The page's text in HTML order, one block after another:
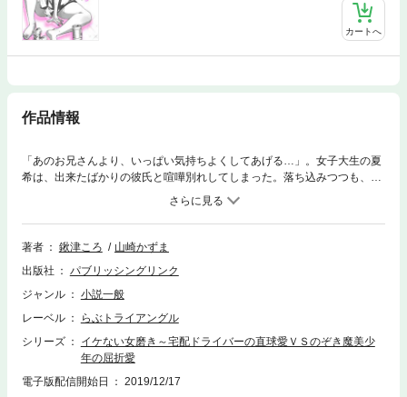
カートへ
作品情報
「あのお兄さんより、いっぱい気持ちよくしてあげる…」。女子大生の夏
希は、出来たばかりの彼氏と喧嘩別れしてしまった。落ち込みつつも、彼
を見返そうと女磨きに精を出す。そんなある日、アパートに宅配便が届
く。夏希は、勇気を出して女磨きの成果を宅配便のドライバー・黒田で試
してみることに…。しかし肉体系の宅配ドライバーとの思わぬ恋の始まり
は、予想外の男の出現によって、思いも寄らない展開を見せる！ 大人の
シリーズ」待望の第三弾!!
著者 鍬津ころ
山崎かずま
出版社
パブリッシングリンク
ジャンル
小説一般
レーベル
らぶトライアングル
シリーズ
イケない女磨き～宅配ドライバーの直球愛ＶＳのぞき魔美少
年の屈折愛
電子版配信開始日
2019/12/17